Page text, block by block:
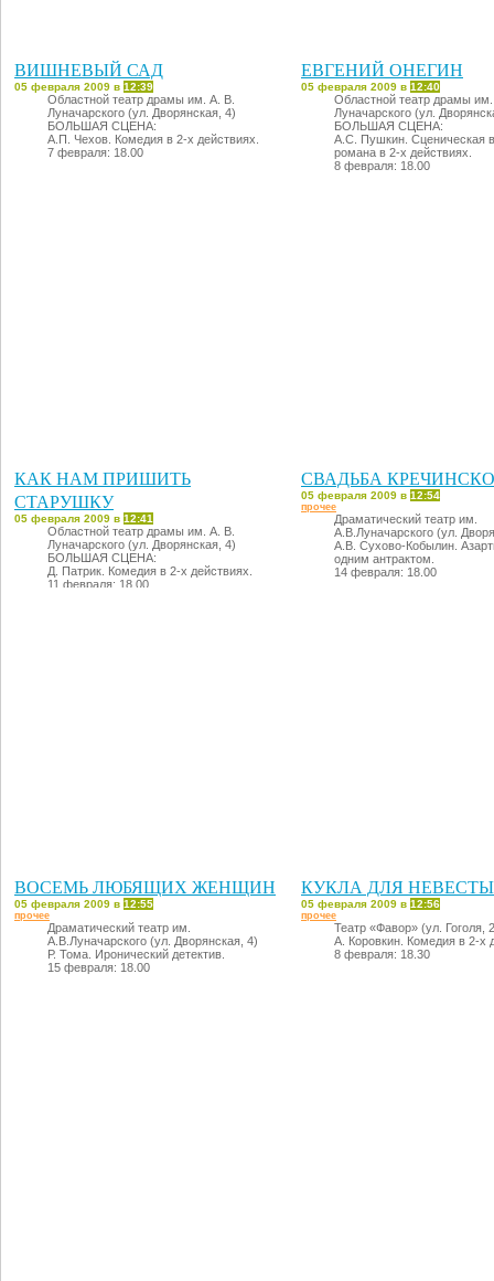
ВИШНЕВЫЙ САД
05 февраля 2009 в 12:39
Областной театр драмы им. А. В.
Луначарского (ул. Дворянская, 4)
БОЛЬШАЯ СЦЕНА:
А.П. Чехов. Комедия в 2-х действиях.
7 февраля: 18.00
ЕВГЕНИЙ ОНЕГИН
05 февраля 2009 в 12:40
Областной театр драмы
Луначарского (ул.
БОЛЬШАЯ СЦЕНА:
А.С. Пушкин. Сценическая
романа в 2-х действиях.
8 февраля: 18.00
КАК НАМ ПРИШИТЬ
СТАРУШКУ
05 февраля 2009 в 12:41
Областной театр драмы им. А. В.
Луначарского (ул. Дворянская, 4)
БОЛЬШАЯ СЦЕНА:
Д. Патрик. Комедия в 2-х действиях.
11 февраля: 18.00
СВАДЬБА
05 февраля 2009 в 12:54
прочее
Драматический театр им.
А.В.Луначарского (ул.
А.В. Сухово-Кобылин.
одним антрактом.
14 февраля: 18.00
ВОСЕМЬ ЛЮБЯЩИХ ЖЕНЩИН
05 февраля 2009 в 12:55
прочее
Драматический театр им.
А.В.Луначарского (ул. Дворянская, 4)
Р. Тома. Иронический детектив.
15 февраля: 18.00
КУКЛА ДЛЯ НЕВЕСТЫ
05 февраля 2009 в 12:56
прочее
Театр «Фавор» (ул. Гоголя,
А. Коровкин. Комедия в 2-х
8 февраля: 18.30